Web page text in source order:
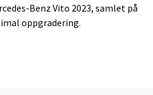
Benz Vito 2023, samlet på
oppgradering.